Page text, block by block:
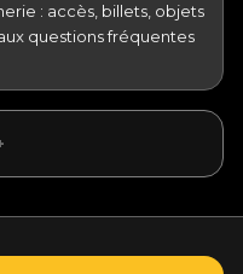
: accès, billets, objets
questions fréquentes